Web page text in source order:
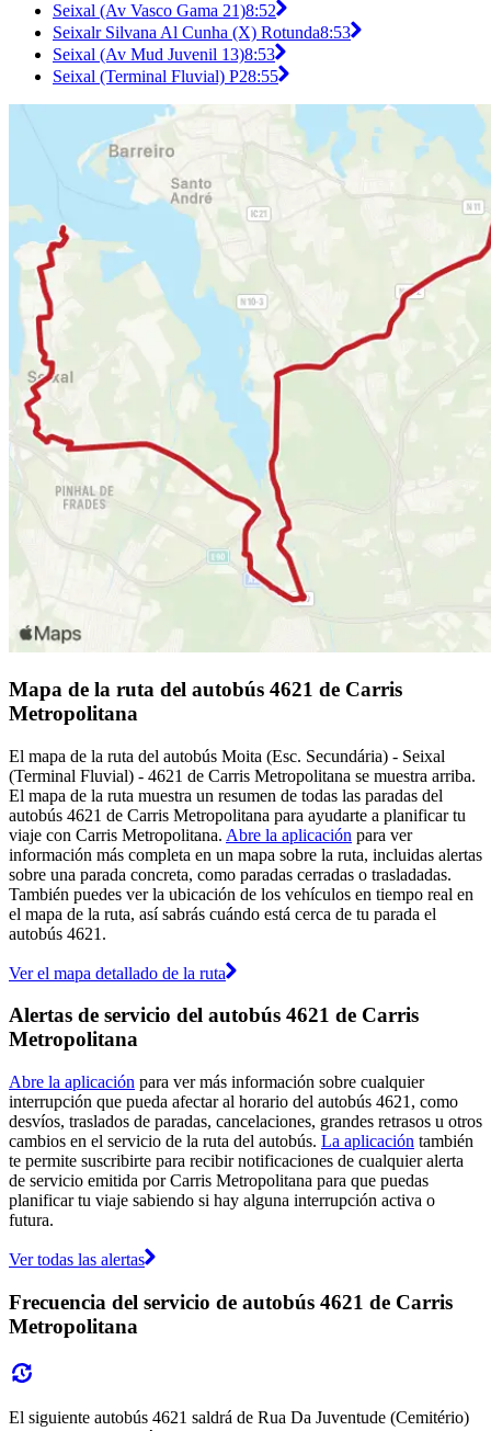
Seixal (Av Vasco Gama 21)8:52
Seixalr Silvana Al Cunha (X) Rotunda8:53
Seixal (Av Mud Juvenil 13)8:53
Seixal (Terminal Fluvial) P28:55
Mapa de la ruta del autobús 4621 de Carris
Metropolitana
El mapa de la ruta del autobús Moita (Esc. Secundária) - Seixal
(Terminal Fluvial) - 4621 de Carris Metropolitana se muestra arriba.
El mapa de la ruta muestra un resumen de todas las paradas del
autobús 4621 de Carris Metropolitana para ayudarte a planificar tu
viaje con Carris Metropolitana. Abre la aplicación para ver
información más completa en un mapa sobre la ruta, incluidas alertas
sobre una parada concreta, como paradas cerradas o trasladadas.
También puedes ver la ubicación de los vehículos en tiempo real en
el mapa de la ruta, así sabrás cuándo está cerca de tu parada el
autobús 4621.
Ver el mapa detallado de la ruta
Alertas de servicio del autobús 4621 de Carris
Metropolitana
Abre la aplicación para ver más información sobre cualquier
interrupción que pueda afectar al horario del autobús 4621, como
desvíos, traslados de paradas, cancelaciones, grandes retrasos u otros
cambios en el servicio de la ruta del autobús. La aplicación también
te permite suscribirte para recibir notificaciones de cualquier alerta
de servicio emitida por Carris Metropolitana para que puedas
planificar tu viaje sabiendo si hay alguna interrupción activa o
futura.
Ver todas las alertas
Frecuencia del servicio de autobús 4621 de Carris
Metropolitana
El siguiente autobús 4621 saldrá de Rua Da Juventude (Cemitério)